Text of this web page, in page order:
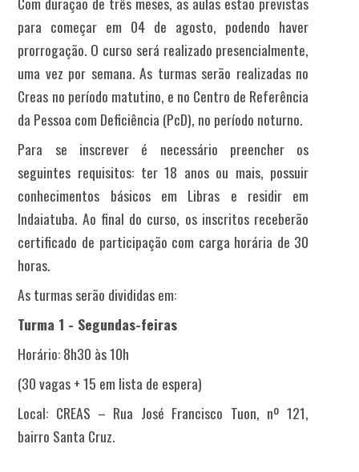
para começar em 04 de agosto, podendo haver
prorrogação. O curso será realizado presencialmente,
uma vez por semana. As turmas serão realizadas no
Creas no período matutino, e no Centro de Referência
da Pessoa com Deficiência (PcD), no período noturno.
Para se inscrever é necessário preencher os
seguintes requisitos: ter 18 anos ou mais, possuir
conhecimentos básicos em Libras e residir em
Indaiatuba. Ao final do curso, os inscritos receberão
certificado de participação com carga horária de 30
horas.
As turmas serão divididas em:
Turma 1 - Segundas-feiras
Horário: 8h30 às 10h
(30 vagas + 15 em lista de espera)
Local: CREAS – Rua José Francisco Tuon, nº 121,
bairro Santa Cruz.